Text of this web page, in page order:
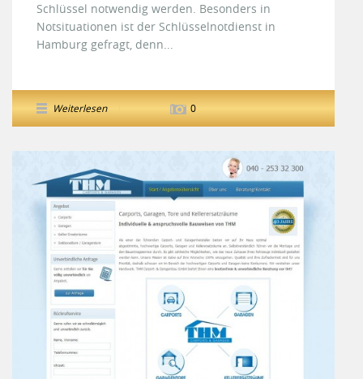
Schlüssel notwendig werden. Besonders in
Notsituationen ist der Schlüsselnotdienst in
Hamburg gefragt, denn...
Weiterlesen 0